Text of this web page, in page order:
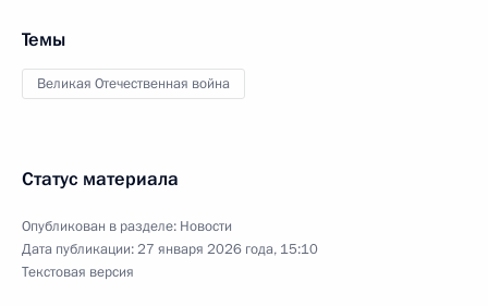
Темы
Великая Отечественная война
Статус материала
Опубликован в разделе: Новости
Дата публикации:27 января 2026 года, 15:10
Текстовая версия